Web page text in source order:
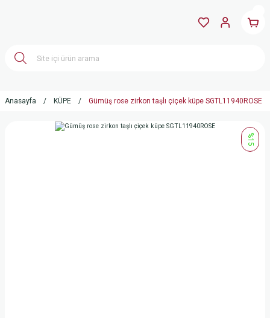
Anasayfa KÜPE Gümüş rose zirkon taşlı çiçek küpe SGTL11940ROSE
%15